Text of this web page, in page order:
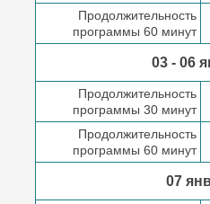
Продолжительность
программы 60 минут
03 - 06
Продолжительность
программы 30 минут
Продолжительность
программы 60 минут
07